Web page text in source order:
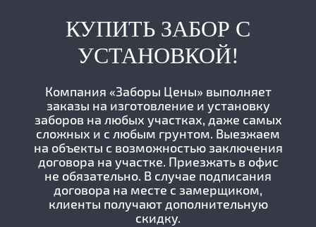
КУПИТЬ ЗАБОР С
УСТАНОВКОЙ!
Компания «Заборы Цены» выполняет
заказы на изготовление и установку
заборов на любых участках, даже самых
сложных и с любым грунтом. Выезжаем
на объекты с возможностью заключения
договора на участке. Приезжать в офис
не обязательно. В случае подписания
договора на месте с замерщиком,
клиенты получают дополнительную
скидку.